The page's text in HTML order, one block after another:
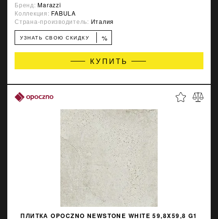
Бренд:Marazzi
Коллекция: FABULA
Страна-производитель: Италия
УЗНАТЬ СВОЮ СКИДКУ %
КУПИТЬ
ПЛИТКА OPOCZNO NEWSTONE WHITE 59,8X59,8 G1